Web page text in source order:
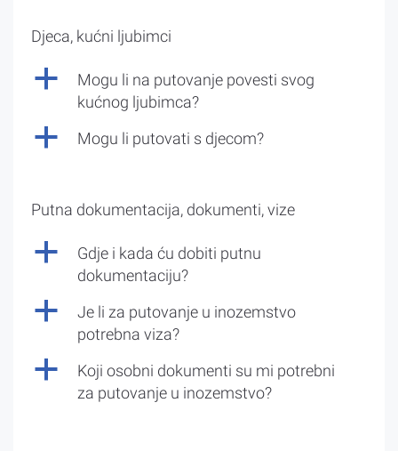
Djeca, kućni ljubimci
a
Mogu li na putovanje povesti svog
kućnog ljubimca?
a Mogu li putovati s djecom?
Putna dokumentacija, dokumenti, vize
a
Gdje i kada ću dobiti putnu
dokumentaciju?
a
Je li za putovanje u inozemstvo
potrebna viza?
a
Koji osobni dokumenti su mi potrebni
za putovanje u inozemstvo?